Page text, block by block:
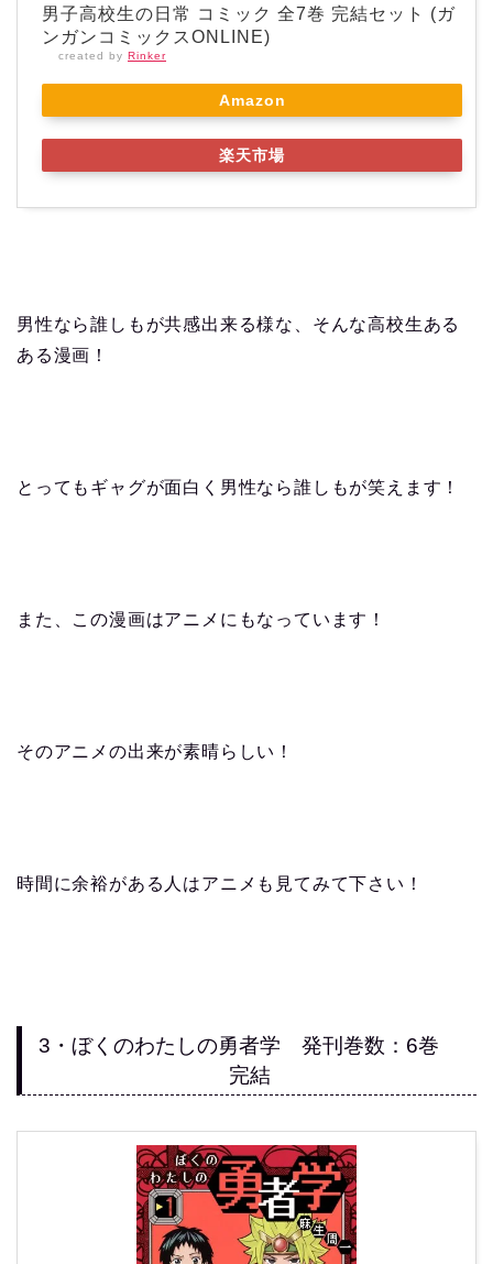
男子高校生の日常 コミック 全7巻 完結セット (ガ
ンガンコミックスONLINE)
created by Rinker
Amazon
楽天市場
男性なら誰しもが共感出来る様な、そんな高校生ある
ある漫画！
とってもギャグが面白く男性なら誰しもが笑えます！
また、この漫画はアニメにもなっています！
そのアニメの出来が素晴らしい！
時間に余裕がある人はアニメも見てみて下さい！
3・ぼくのわたしの勇者学 発刊巻数：6巻
完結